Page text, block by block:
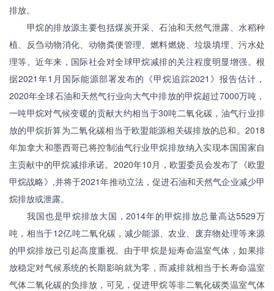
排放。
甲烷的排放源主要包括煤炭开采、石油和天然气泄露、水稻种
植、反刍动物消化、动物粪便管理、燃料燃烧、垃圾填埋、污水处
理等。近年来，国际社会对全球甲烷减排的关注程度明显增强。根
据2021年1月国际能源部署发布的《甲烷追踪2021》报告估计，
2020年全球石油和天然气行业向大气中排放的甲烷超过7000万吨，
一吨甲烷对气候变暖的贡献大约相当于30吨二氧化碳，油气行业排
放的甲烷折算为二氧化碳相当于欧盟能源相关碳排放的总和。2018
年加拿大和墨西哥已将控制油气行业甲烷排放纳入实现本国国家自
主贡献中的甲烷减排承诺。2020年10月，欧盟委员会发布了《欧盟
甲烷战略》,并将于2021年推动立法，促进石油和天然气企业减少甲
烷排放或泄露。
我国也是甲烷排放大国，2014年的甲烷排放总量高达5529万
吨，相当于12亿吨二氧化碳，减少能源、农业、废弃物处理等来源
的甲烷排放已引起高度重视。由于甲烷是短寿命温室气体，如果排
放稳定对气候系统的长期影响就为零，而减排就相当于长寿命温室
气体二氧化碳的负排放，可见，促进甲烷等非二氧化碳类温室气体